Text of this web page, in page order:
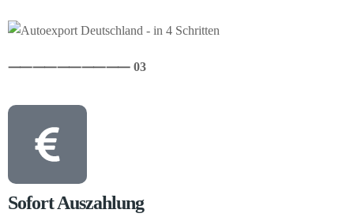
⸺⸺⸺⸺⸺ 03
Sofort Auszahlung